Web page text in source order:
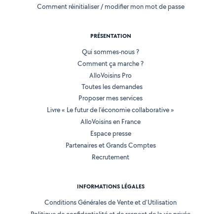
Comment réinitialiser / modifier mon mot de passe
PRÉSENTATION
Qui sommes-nous ?
Comment ça marche ?
AlloVoisins Pro
Toutes les demandes
Proposer mes services
Livre « Le futur de l'économie collaborative »
AlloVoisins en France
Espace presse
Partenaires et Grands Comptes
Recrutement
INFORMATIONS LÉGALES
Conditions Générales de Vente et d'Utilisation